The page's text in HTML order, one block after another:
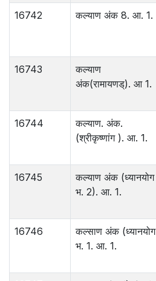
16742 कल्याण अंक 8. आ. 1.
16743
कल्याण
अंक(रामायणड्). आ 1.
16744
कल्याण. अंक.
(श्रीकृष्णांग ). आ. 1.
16745
कल्याण अंक (ध्यानयोग
भ. 2). आ. 1.
16746
कल्साण अंक (ध्यानयोग
भ. 1. आ. 1.